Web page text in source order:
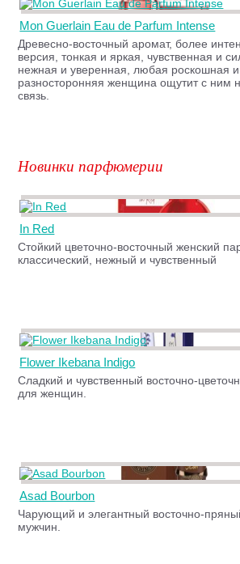
Mon Guerlain Eau de Parfum Intense
Древесно-восточный аромат, более
версия, тонкая и яркая, чувственная и
нежная и уверенная, любая роскошная и
разносторонняя женщина ощутит с ним
связь.
Новинки парфюмерии
In Red
Стойкий цветочно-восточный женский
классический, нежный и чувственный
Flower Ikebana Indigo
Сладкий и чувственный восточно-
для женщин.
Asad Bourbon
Чарующий и элегантный восточно-
мужчин.